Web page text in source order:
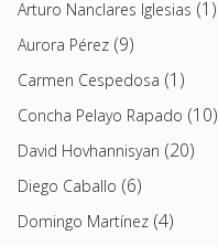
Arturo Nanclares Iglesias (1)
Aurora Pérez (9)
Carmen Cespedosa (1)
Concha Pelayo Rapado (10)
David Hovhannisyan (20)
Diego Caballo (6)
Domingo Martínez (4)